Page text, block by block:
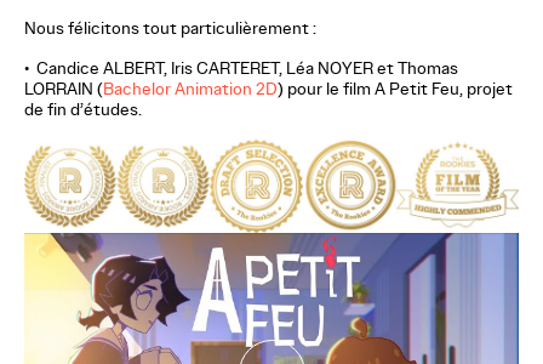
Nous félicitons tout particulièrement :
• Candice ALBERT, Iris CARTERET, Léa NOYER et Thomas
LORRAIN (Bachelor Animation 2D) pour le film A Petit Feu, projet
de fin d’études.
A petit feu - 2022 Graduation
movie